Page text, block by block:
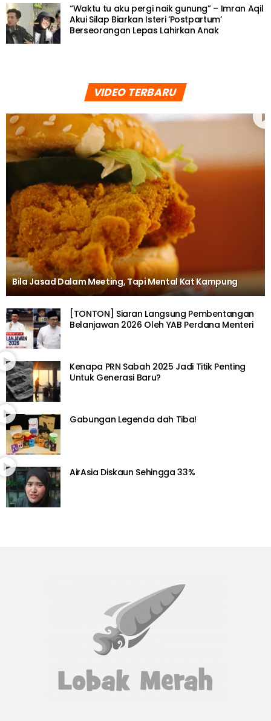
“Waktu tu aku pergi naik gunung” – Imran Aqil
Akui Silap Biarkan Isteri ‘Postpartum’
Berseorangan Lepas Lahirkan Anak
VIDEO TERBARU
Bila Jasad Dalam Meeting, Tapi Mental Kat Kampung
[TONTON] Siaran Langsung Pembentangan
Belanjawan 2026 Oleh YAB Perdana Menteri
Kenapa PRN Sabah 2025 Jadi Titik Penting
Untuk Generasi Baru?
Gabungan Legenda dah Tiba!
AirAsia Diskaun Sehingga 33%